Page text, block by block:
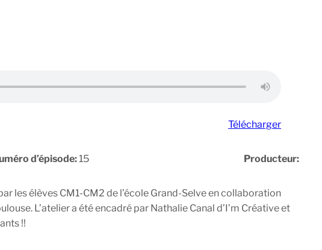
Télécharger
d’épisode:15 Producteur:
les élèves CM1-CM2 de l’école Grand-Selve en collaboration
L’atelier a été encadré par Nathalie Canal d’I’m Créative et
!!